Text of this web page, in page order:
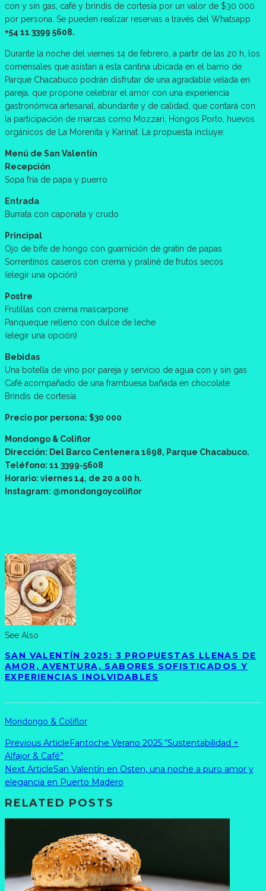
con y sin gas, café y brindis de cortesía por un valor de $30 000
por persona. Se pueden realizar reservas a través del Whatsapp
+54 11 3399 5608.
Durante la noche del viernes 14 de febrero, a partir de las 20 h, los
comensales que asistan a esta cantina ubicada en el barrio de
Parque Chacabuco podrán disfrutar de una agradable velada en
pareja, que propone celebrar el amor con una experiencia
gastronómica artesanal, abundante y de calidad, que contará con
la participación de marcas como Mozzari, Hongos Porto, huevos
orgánicos de La Morenita y Karinat. La propuesta incluye:
Menú de San Valentín
Recepción
Sopa fría de papa y puerro
Entrada
Burrata con caponata y crudo
Principal
Ojo de bife de hongo con guarnición de gratín de papas
Sorrentinos caseros con crema y praliné de frutos secos
(elegir una opción)
Postre
Frutillas con crema mascarpone
Panqueque relleno con dulce de leche
(elegir una opción)
Bebidas
Una botella de vino por pareja y servicio de agua con y sin gas
Café acompañado de una frambuesa bañada en chocolate
Brindis de cortesía
Precio por persona: $30 000
Mondongo & Coliflor
Dirección: Del Barco Centenera 1698, Parque Chacabuco.
Teléfono: 11 3399-5608
Horario: viernes 14, de 20 a 00 h.
Instagram: @mondongoycoliflor
See Also
SAN VALENTÍN 2025: 3 PROPUESTAS LLENAS DE
AMOR, AVENTURA, SABORES SOFISTICADOS Y
EXPERIENCIAS INOLVIDABLES
Mondongo & Coliflor
Previous ArticleFantoche Verano 2025 “Sustentabilidad +
Alfajor & Café”
Next ArticleSan Valentín en Osten, una noche a puro amor y
elegancia en Puerto Madero
RELATED POSTS